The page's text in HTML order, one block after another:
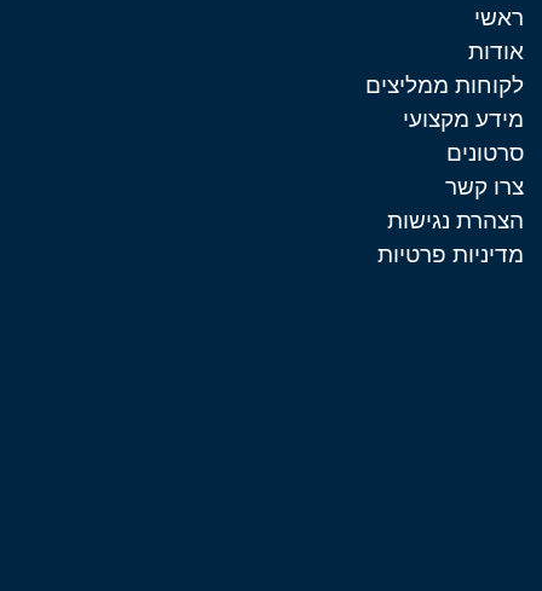
ראשי
אודות
לקוחות ממליצים
מידע מקצועי
סרטונים
צרו קשר
הצהרת נגישות
מדיניות פרטיות